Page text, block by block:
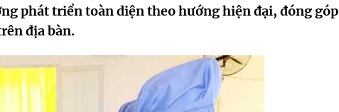
phát triển toàn diện theo hướng hiện đại, đóng góp
địa bàn.